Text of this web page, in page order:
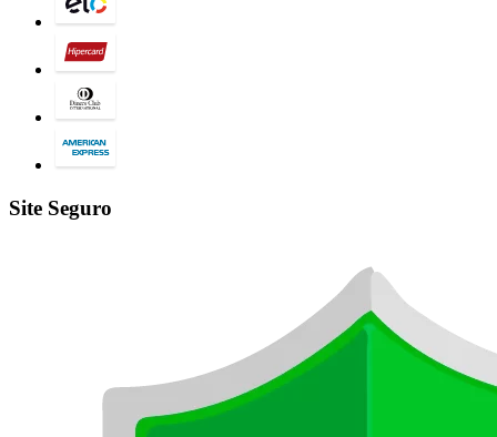
Site Seguro